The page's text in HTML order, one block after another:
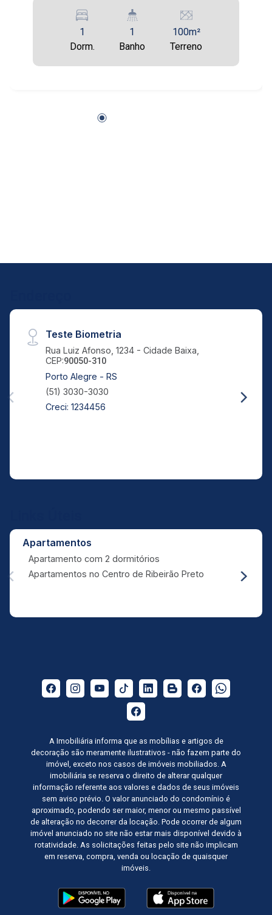
1
Dorm.
1
Banho
100m²
Terreno
Teste Biometria
Rua Luiz Afonso, 1234 - Cidade Baixa,
CEP:90050-310
Porto Alegre - RS
(51) 3030-3030
Creci: 1234456
Apartamentos
Apartamento com 2 dormitórios
Apartamentos no Centro de Ribeirão Preto
A Imobiliária informa que as mobílias e artigos de
decoração são meramente ilustrativos - não fazem parte do
imóvel, exceto nos casos de imóveis mobiliados. A
imobiliária se reserva o direito de alterar qualquer
informação referente aos valores e dados de seus imóveis
sem aviso prévio. O valor anunciado do condomínio é
aproximado, podendo ser maior, menor ou mesmo passível
de alteração no decorrer da locação. Pode ocorrer de algum
imóvel anunciado no site não estar mais disponível devido à
rotatividade. As solicitações feitas pelo site não implicam
em reserva, compra, venda ou locação de quaisquer
imóveis.